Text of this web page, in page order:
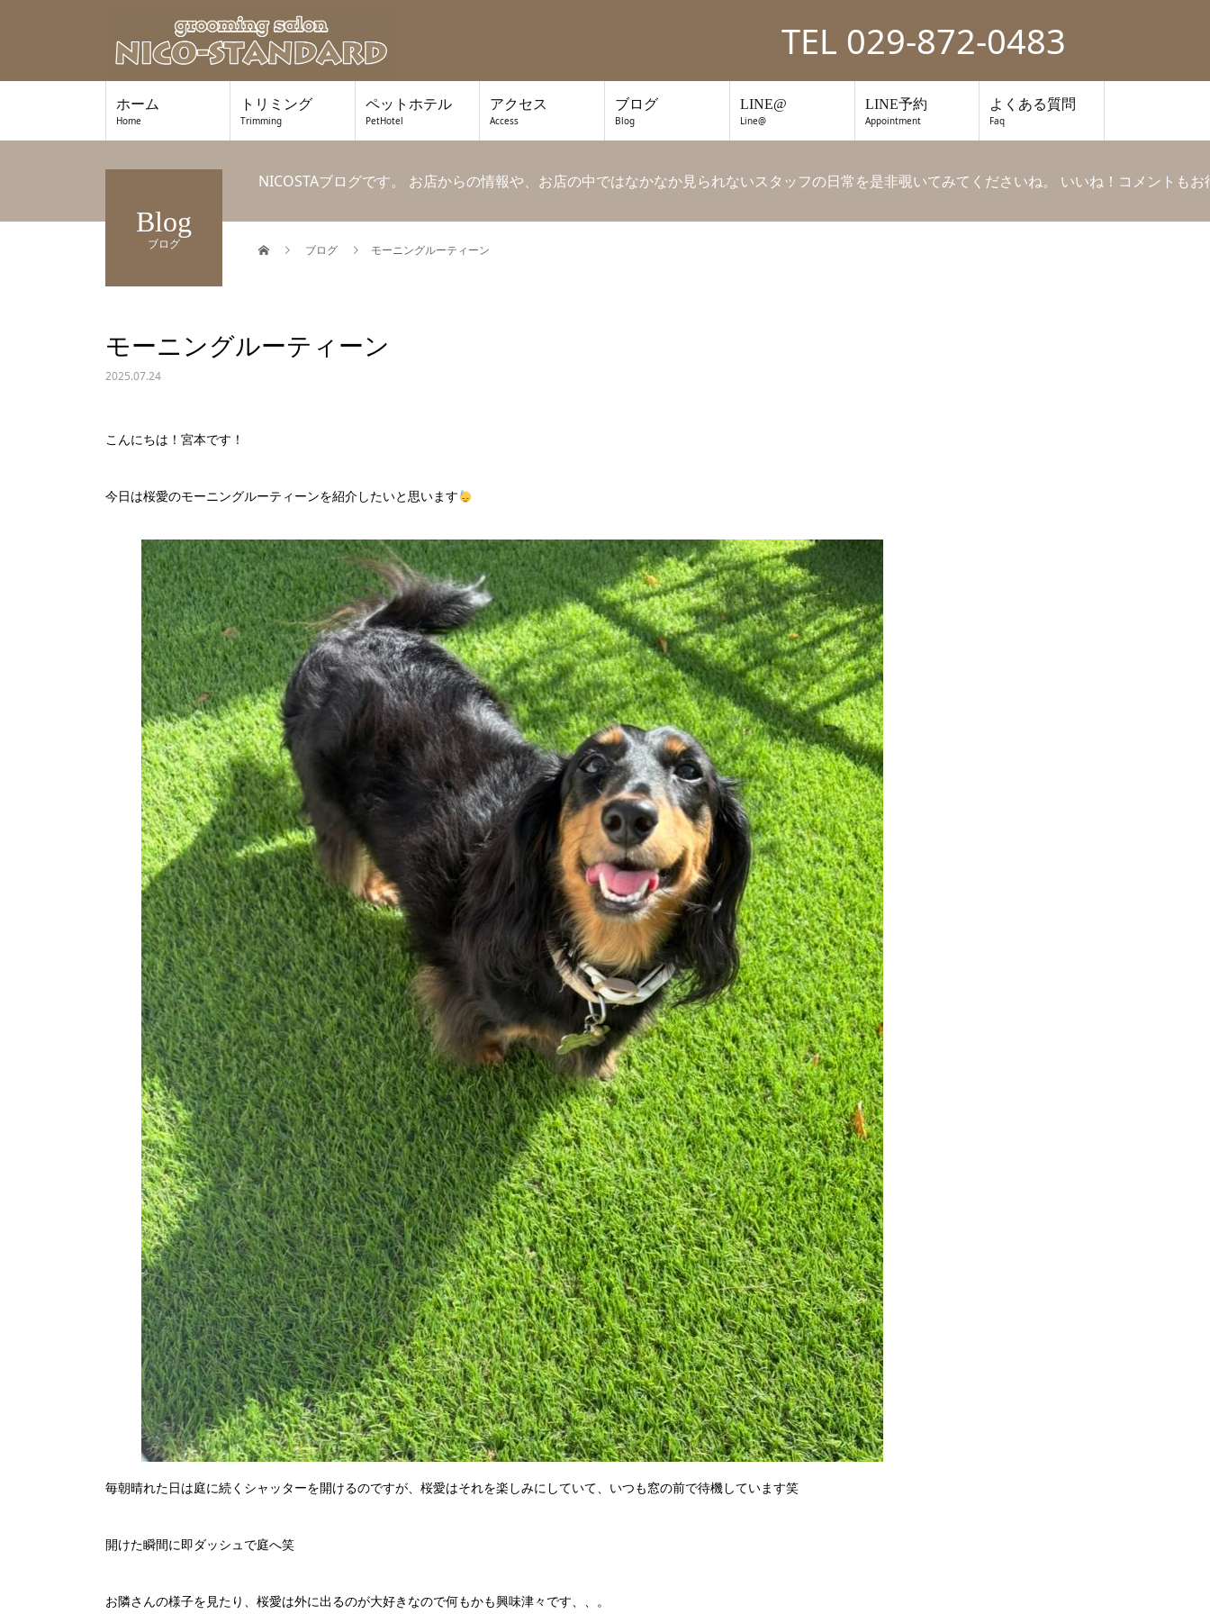
TEL 029-872-0483
ホーム
Home
トリミング
Trimming
ペットホテル
PetHotel
アクセス
Access
ブログ
Blog
LINE@
Line@
LINE予約
Appointment
よくある質問
Faq
Blog
ブログ
NICOSTAブログです。 お店からの情報や、お店の中ではなかなか見られないスタッフの日常を是非覗いてみてくださいね。 いいね！コメントもお
ています♪
ブログ モーニングルーティーン
モーニングルーティーン
2025.07.24
こんにちは！宮本です！
今日は桜愛のモーニングルーティーンを紹介したいと思います
毎朝晴れた日は庭に続くシャッターを開けるのですが、桜愛はそれを楽しみにしていて、いつも窓の前で待機しています笑
開けた瞬間に即ダッシュで庭へ笑
お隣さんの様子を見たり、桜愛は外に出るのが大好きなので何もかも興味津々です、、。